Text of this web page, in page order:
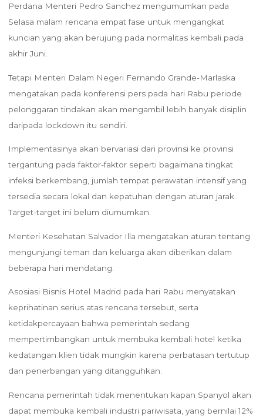
Perdana Menteri Pedro Sanchez mengumumkan pada
Selasa malam rencana empat fase untuk mengangkat
kuncian yang akan berujung pada normalitas kembali pada
akhir Juni.
Tetapi Menteri Dalam Negeri Fernando Grande-Marlaska
mengatakan pada konferensi pers pada hari Rabu periode
pelonggaran tindakan akan mengambil lebih banyak disiplin
daripada lockdown itu sendiri.
Implementasinya akan bervariasi dari provinsi ke provinsi
tergantung pada faktor-faktor seperti bagaimana tingkat
infeksi berkembang, jumlah tempat perawatan intensif yang
tersedia secara lokal dan kepatuhan dengan aturan jarak.
Target-target ini belum diumumkan.
Menteri Kesehatan Salvador Illa mengatakan aturan tentang
mengunjungi teman dan keluarga akan diberikan dalam
beberapa hari mendatang.
Asosiasi Bisnis Hotel Madrid pada hari Rabu menyatakan
keprihatinan serius atas rencana tersebut, serta
ketidakpercayaan bahwa pemerintah sedang
mempertimbangkan untuk membuka kembali hotel ketika
kedatangan klien tidak mungkin karena perbatasan tertutup
dan penerbangan yang ditangguhkan.
Rencana pemerintah tidak menentukan kapan Spanyol akan
dapat membuka kembali industri pariwisata, yang bernilai 12%